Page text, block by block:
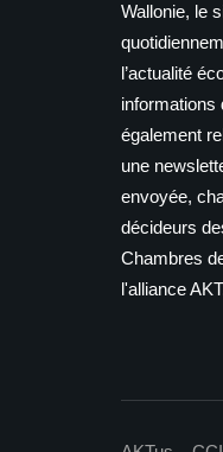
Wallonie, le
l’actualité
informations
également
une
envoyée,
décideurs
Chambres
l'alliance